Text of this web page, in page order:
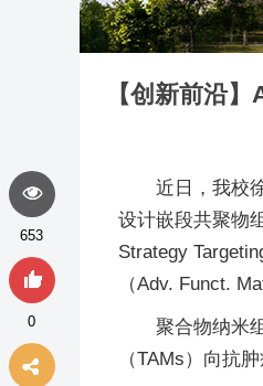
【创新前沿
近日，我校
设计嵌段共聚物
Strategy
（Adv. Funct.
聚合物纳米
（TAMs）向抗
653
0